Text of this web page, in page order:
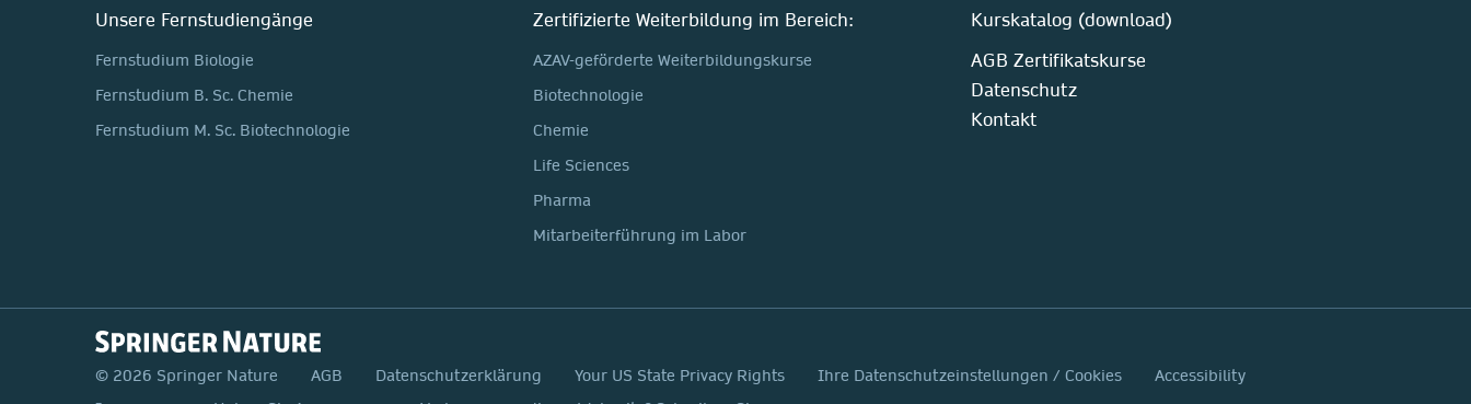
Unsere Fernstudiengänge
Fernstudium Biologie
Fernstudium B. Sc. Chemie
Fernstudium M. Sc. Biotechnologie
Zertifizierte Weiterbildung im Bereich:
AZAV-geförderte Weiterbildungskurse
Biotechnologie
Chemie
Life Sciences
Pharma
Mitarbeiterführung im Labor
Kurskatalog (download)
AGB Zertifikatskurse
Datenschutz
Kontakt
© 2026 Springer Nature AGB Datenschutzerklärung Your US State Privacy Rights Ihre Datenschutzeinstellungen / Cookies
Accessibility